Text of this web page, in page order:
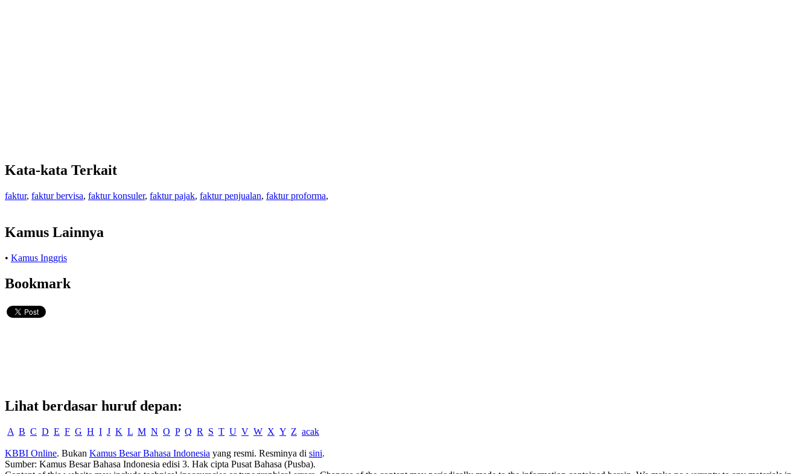
Kata-kata Terkait
faktur, faktur bervisa, faktur konsuler, faktur pajak, faktur penjualan, faktur proforma,
Kamus Lainnya
• Kamus Inggris
Bookmark
Lihat berdasar huruf depan:
A B C D E F G H I J K L M N O P Q R S T U V W X Y Z acak
KBBI Online. Bukan Kamus Besar Bahasa Indonesia yang resmi. Resminya di sini.
Sumber: Kamus Besar Bahasa Indonesia edisi 3. Hak cipta Pusat Bahasa (Pusba).